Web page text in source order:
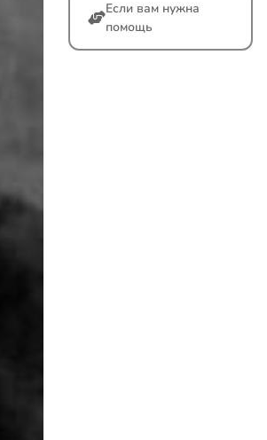
Если вам нужна
помощь